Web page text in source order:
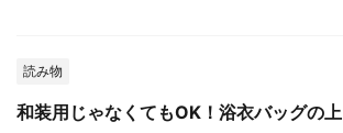
読み物
和装用じゃなくてもOK！浴衣バッグの上